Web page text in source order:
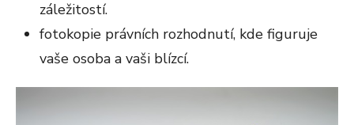
záležitostí.
fotokopie právních rozhodnutí, kde figuruje
vaše osoba a vaši blízcí.